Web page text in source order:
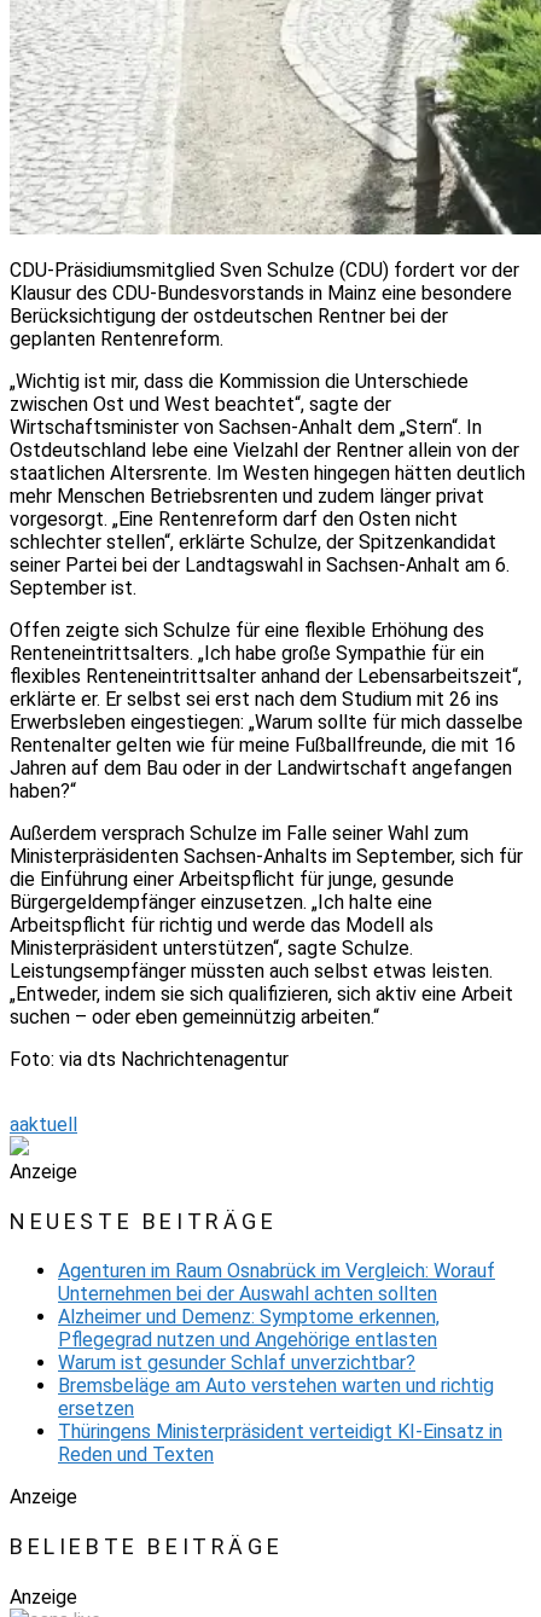
CDU-Präsidiumsmitglied Sven Schulze (CDU) fordert vor der
Klausur des CDU-Bundesvorstands in Mainz eine besondere
Berücksichtigung der ostdeutschen Rentner bei der
geplanten Rentenreform.
„Wichtig ist mir, dass die Kommission die Unterschiede
zwischen Ost und West beachtet“, sagte der
Wirtschaftsminister von Sachsen-Anhalt dem „Stern“. In
Ostdeutschland lebe eine Vielzahl der Rentner allein von der
staatlichen Altersrente. Im Westen hingegen hätten deutlich
mehr Menschen Betriebsrenten und zudem länger privat
vorgesorgt. „Eine Rentenreform darf den Osten nicht
schlechter stellen“, erklärte Schulze, der Spitzenkandidat
seiner Partei bei der Landtagswahl in Sachsen-Anhalt am 6.
September ist.
Offen zeigte sich Schulze für eine flexible Erhöhung des
Renteneintrittsalters. „Ich habe große Sympathie für ein
flexibles Renteneintrittsalter anhand der Lebensarbeitszeit“,
erklärte er. Er selbst sei erst nach dem Studium mit 26 ins
Erwerbsleben eingestiegen: „Warum sollte für mich dasselbe
Rentenalter gelten wie für meine Fußballfreunde, die mit 16
Jahren auf dem Bau oder in der Landwirtschaft angefangen
haben?“
Außerdem versprach Schulze im Falle seiner Wahl zum
Ministerpräsidenten Sachsen-Anhalts im September, sich für
die Einführung einer Arbeitspflicht für junge, gesunde
Bürgergeldempfänger einzusetzen. „Ich halte eine
Arbeitspflicht für richtig und werde das Modell als
Ministerpräsident unterstützen“, sagte Schulze.
Leistungsempfänger müssten auch selbst etwas leisten.
„Entweder, indem sie sich qualifizieren, sich aktiv eine Arbeit
suchen – oder eben gemeinnützig arbeiten.“
Foto: via dts Nachrichtenagentur
aaktuell
Anzeige
NEUESTE BEITRÄGE
Agenturen im Raum Osnabrück im Vergleich: Worauf
Unternehmen bei der Auswahl achten sollten
Alzheimer und Demenz: Symptome erkennen,
Pflegegrad nutzen und Angehörige entlasten
Warum ist gesunder Schlaf unverzichtbar?
Bremsbeläge am Auto verstehen warten und richtig
ersetzen
Thüringens Ministerpräsident verteidigt KI-Einsatz in
Reden und Texten
Anzeige
BELIEBTE BEITRÄGE
Anzeige